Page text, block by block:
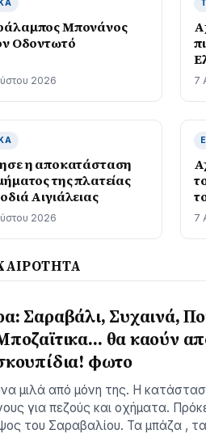
Μπονάνος
Οδοντωτό
2026 7
η αποκατάσταση
της πλατείας
Αιγιάλειας
2026 7
Σαραβάλι, Συχαινά,
θα καούν
φωτο
μιλά από μόνη της. Η
για πεζούς και οχήματα.
του Σαραβαλίου. Τα μπάζα ,